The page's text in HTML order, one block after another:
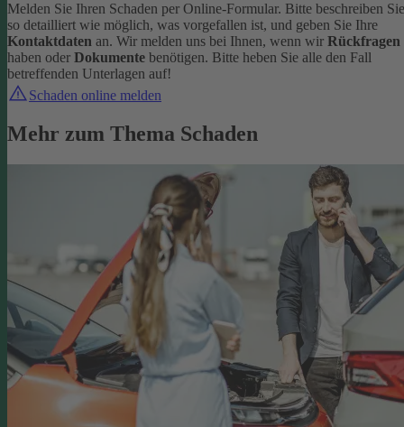
Melden Sie Ihren Schaden per Online-Formular. Bitte beschreiben Sie
so detailliert wie möglich, was vorgefallen ist, und geben Sie Ihre
Kontaktdaten an. Wir melden uns bei Ihnen, wenn wir Rückfragen
haben oder Dokumente benötigen. Bitte heben Sie alle den Fall
betreffenden Unterlagen auf!
Schaden online melden
Mehr zum Thema Schaden